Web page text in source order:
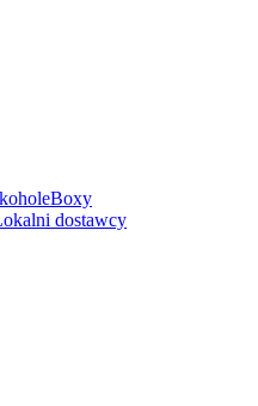
Boxy
dostawcy